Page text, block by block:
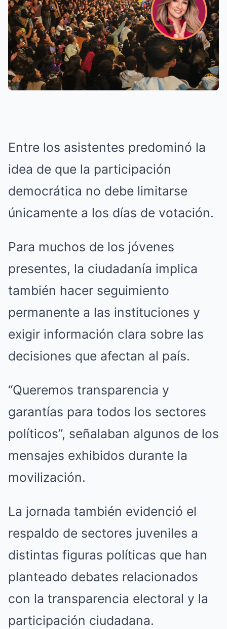
Entre los asistentes predominó la
idea de que la participación
democrática no debe limitarse
únicamente a los días de votación.
Para muchos de los jóvenes
presentes, la ciudadanía implica
también hacer seguimiento
permanente a las instituciones y
exigir información clara sobre las
decisiones que afectan al país.
“Queremos transparencia y
garantías para todos los sectores
políticos”, señalaban algunos de los
mensajes exhibidos durante la
movilización.
La jornada también evidenció el
respaldo de sectores juveniles a
distintas figuras políticas que han
planteado debates relacionados
con la transparencia electoral y la
participación ciudadana.